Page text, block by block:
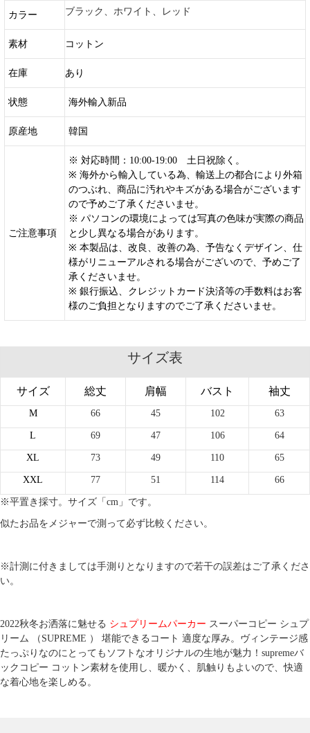
カラー ブラック、ホワイト、レッド
素材 コットン
在庫 あり
状態 海外輸入新品
原産地 韓国
ご注意事項
※ 対応時間：10:00-19:00 土日祝除く。
※ 海外から輸入している為、輸送上の都合により外箱
のつぶれ、商品に汚れやキズがある場合がございます
ので予めご了承くださいませ。
※ パソコンの環境によっては写真の色味が実際の商品
と少し異なる場合があります。
※ 本製品は、改良、改善の為、予告なくデザイン、仕
様がリニューアルされる場合がございので、予めご了
承くださいませ。
※ 銀行振込、クレジットカード決済等の手数料はお客
様のご負担となりますのでご了承くださいませ。
サイズ表
サイズ 総丈 肩幅 バスト 袖丈
M 66 45 102 63
L 69 47 106 64
XL 73 49 110 65
XXL 77 51 114 66
※平置き採寸。サイズ「cm」です。
似たお品をメジャーで測って必ず比較ください。
※計測に付きましては手測りとなりますので若干の誤差はご了承くださ
い。
2022秋冬お洒落に魅せる シュプリームパーカー スーパーコピー シュプ
リーム （SUPREME ） 堪能できるコート 適度な厚み。ヴィンテージ感
たっぷりなのにとってもソフトなオリジナルの生地が魅力！supremeバ
ックコピー コットン素材を使用し、暖かく、肌触りもよいので、快適
な着心地を楽しめる。